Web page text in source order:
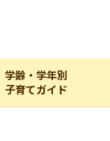
学齢・学年別
子育てガイド